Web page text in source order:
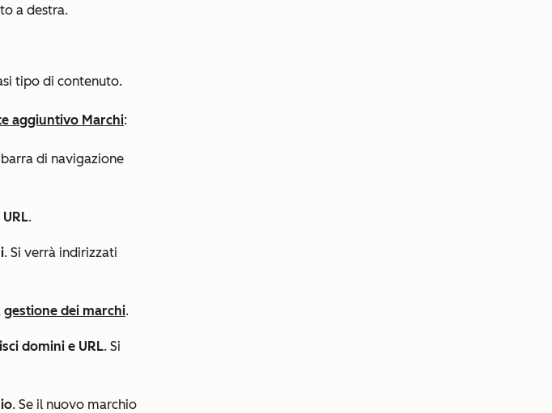
a destra.
tipo di contenuto.
aggiuntivo Marchi:
di navigazione
.
. Si verrà indirizzati
gestione dei marchi.
domini e URL. Si
. Se il nuovo marchio